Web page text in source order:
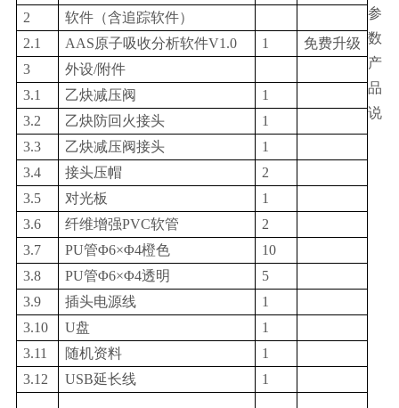
2
软件（含追踪软件）
2.1
AAS原子吸收分析软件V1.0 1
免费升级
3
外设/附件
3.1
乙炔减压阀
1
3.2
乙炔防回火接头
1
3.3
乙炔减压阀接头
1
3.4
接头压帽
2
3.5
对光板
1
3.6
纤维增强PVC软管
2
3.7
PU管Φ6×Φ4橙色
10
3.8
PU管Φ6×Φ4透明
5
3.9
插头电源线
1
3.10
U盘
1
3.11
随机资料
1
3.12
USB延长线 1
参
数
产
品
说